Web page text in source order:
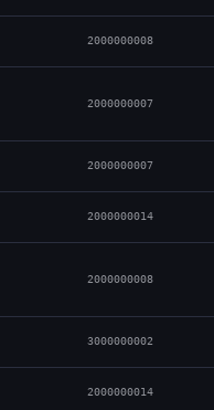
2000000008
2000000007
2000000007
2000000014
2000000008
3000000002
2000000014